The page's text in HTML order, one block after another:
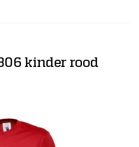
kinder rood